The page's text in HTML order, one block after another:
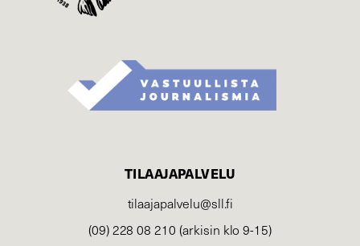
TILAAJAPALVELU
tilaajapalvelu@sll.fi
(09) 228 08 210 (arkisin klo 9-15)